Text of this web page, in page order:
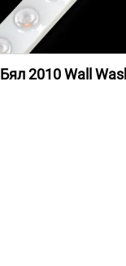
Бял 2010 Wall